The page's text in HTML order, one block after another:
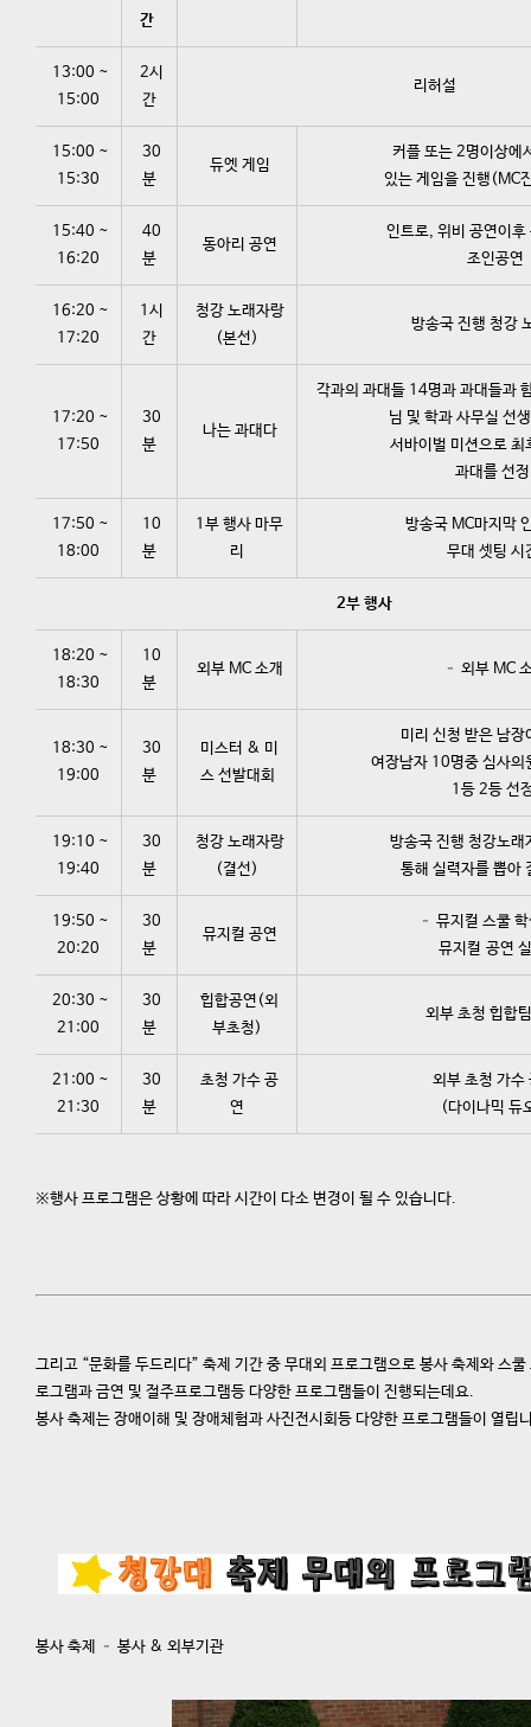
간
13:00 ~
15:00
2시
간
리허설
15:00 ~
15:30
30
분
듀엣 게임
커플 또는 2명이상에
있는 게임을 진행(MC
15:40 ~
16:20
40
분
동아리 공연
인트로, 위비 공연이후
조인공연
16:20 ~
17:20
1시
간
청강 노래자랑
(본선)
방송국 진행 청강
17:20 ~
17:50
30
분
나는 과대다
각과의 과대들 14명과 과대들과
님 및 학과 사무실 선
서바이벌 미션으로 최
과대를 선정
17:50 ~
18:00
10
분
1부 행사 마무
리
방송국 MC마지막
무대 셋팅 시
2부 행사
18:20 ~
18:30
10
분
외부 MC 소개 – 외부 MC
18:30 ~
19:00
30
분
미스터 & 미
스 선발대회
미리 신청 받은 남
여장남자 10명중 심사의
1등 2등 선
19:10 ~
19:40
30
분
청강 노래자랑
(결선)
방송국 진행 청강노래
통해 실력자를 뽑아
19:50 ~
20:20
30
분
뮤지컬 공연
– 뮤지컬 스쿨
뮤지컬 공연
20:30 ~
21:00
30
분
힙합공연(외
부초청)
외부 초청 힙합
21:00 ~
21:30
30
분
초청 가수 공
연
외부 초청 가수
(다이나믹 듀
※행사 프로그램은 상황에 따라 시간이 다소 변경이 될 수 있습니다.
그리고 “문화를 두드리다” 축제 기간 중 무대외 프로그램으로 봉사 축제와 스
로그램과 금연 및 절주프로그램등 다양한 프로그램들이 진행되는데요.
봉사 축제는 장애이해 및 장애체험과 사진전시회등 다양한 프로그램들이 열립
봉사 축제 – 봉사 & 외부기관